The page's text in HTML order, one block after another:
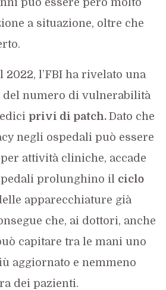
può essere però molto
a situazione, oltre che
2022, l’FBI ha rivelato una
del numero di vulnerabilità
privi di patch. Dato che
negli ospedali può essere
attività cliniche, accade
prolunghino il ciclo
apparecchiature già
che, ai dottori, anche
capitare tra le mani uno
aggiornato e nemmeno
dei pazienti.